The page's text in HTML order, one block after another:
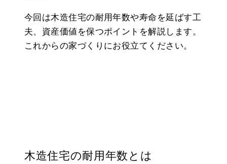
今回は木造住宅の耐用年数や寿命を延ばす工
夫、資産価値を保つポイントを解説します。
これからの家づくりにお役立てください。
木造住宅の耐用年数とは